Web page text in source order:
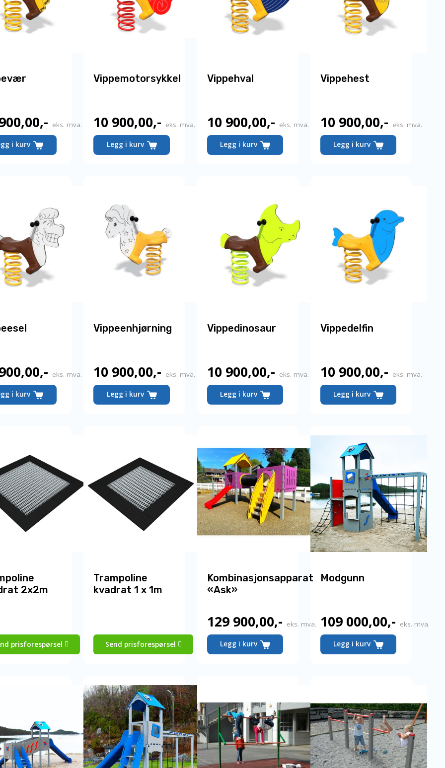
,- eks. mva.
i kurv
Vippemotorsykkel
10 900,00,- eks. mva.
Legg i kurv
Vippehval
10 900,00,- eks. mva.
Legg i kurv
Vippehest
10 900,00,- eks. mva.
Legg i kurv
,- eks. mva.
i kurv
Vippeenhjørning
10 900,00,- eks. mva.
Legg i kurv
Vippedinosaur
10 900,00,- eks. mva.
Legg i kurv
Vippedelfin
10 900,00,- eks. mva.
Legg i kurv
2x2m
prisforespørsel
Trampoline
kvadrat 1 x 1m
Send prisforespørsel
Kombinasjonsapparat
«Ask»
129 900,00,- eks. mva.
Legg i kurv
Modgunn
109 000,00,- eks. mva.
Legg i kurv